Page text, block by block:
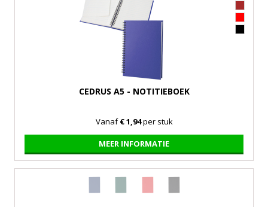
CEDRUS A5 - NOTITIEBOEK
Vanaf€ 1,94per stuk
MEER INFORMATIE